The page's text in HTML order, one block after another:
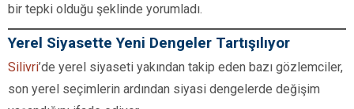
bir tepki olduğu şeklinde yorumladı.
Yerel Siyasette Yeni Dengeler Tartışılıyor
Silivri’de yerel siyaseti yakından takip eden bazı gözlemciler,
son yerel seçimlerin ardından siyasi dengelerde değişim